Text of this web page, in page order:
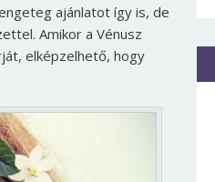
ajánlatot így is, de
Amikor a Vénusz
elképzelhető, hogy